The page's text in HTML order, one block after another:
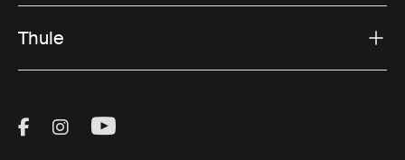
Thule
Visit Thule on Facebook (external link)
Visit Thule on Instagram (external link)
Visit Thule on Youtube (external